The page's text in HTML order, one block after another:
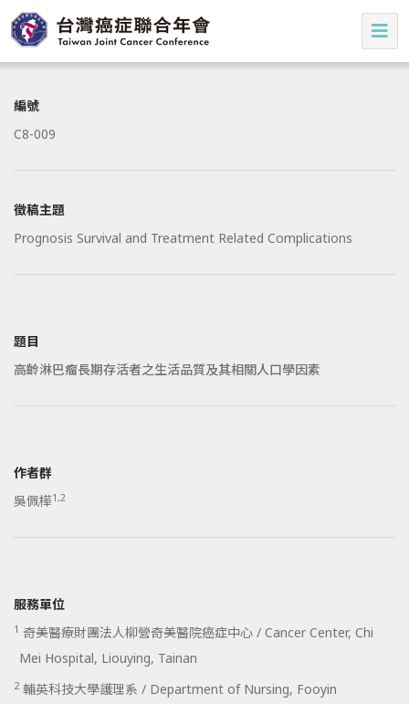
編號
C8-009
徵稿主題
Prognosis Survival and Treatment Related Complications
題目
高齡淋巴瘤長期存活者之生活品質及其相關人口學因素
作者群
吳佩樺1,2
服務單位
1 奇美醫療財團法人柳營奇美醫院癌症中心 / Cancer Center, Chi
Mei Hospital, Liouying, Tainan
2輔英科技大學護理系 / Department of Nursing, Fooyin